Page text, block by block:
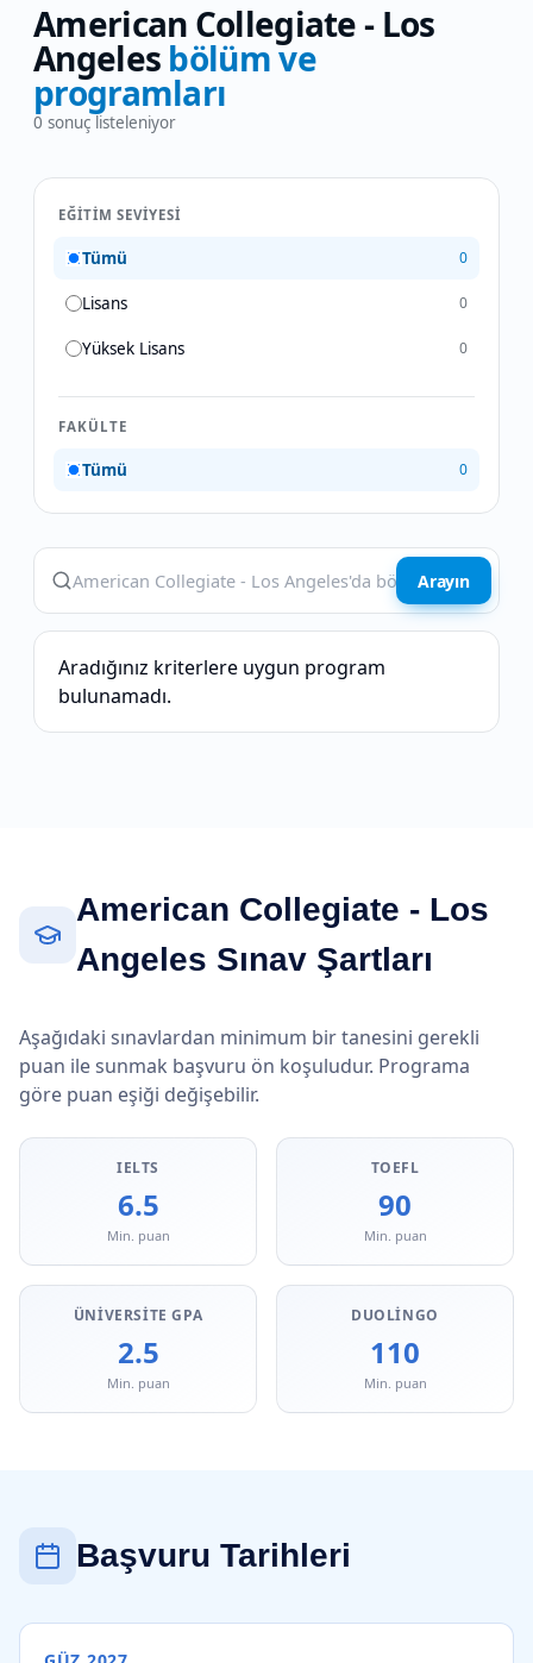
American Collegiate - Los
Angeles bölüm ve
programları
0 sonuç listeleniyor
EĞITIM SEVIYESI
Tümü 0
Lisans 0
Yüksek Lisans 0
FAKÜLTE
Tümü 0
Arayın
Aradığınız kriterlere uygun program
bulunamadı.
American Collegiate - Los
Angeles Sınav Şartları
Aşağıdaki sınavlardan minimum bir tanesini gerekli
puan ile sunmak başvuru ön koşuludur. Programa
göre puan eşiği değişebilir.
IELTS
6.5
Min. puan
TOEFL
90
Min. puan
ÜNIVERSITE GPA
2.5
Min. puan
DUOLINGO
110
Min. puan
Başvuru Tarihleri